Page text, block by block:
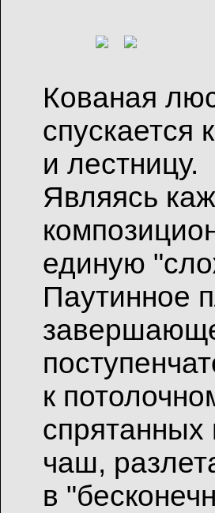
Кованая
спускается
и лестницу.
Являясь
единую
Паутинное
к
спрятанных
чаш,
в